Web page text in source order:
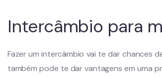
Intercâmbio para
Fazer um intercâmbio vai te dar chances
também pode te dar vantagens em uma